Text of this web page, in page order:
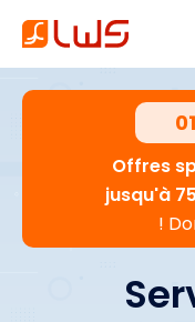
01
Offres
jusqu'à
!